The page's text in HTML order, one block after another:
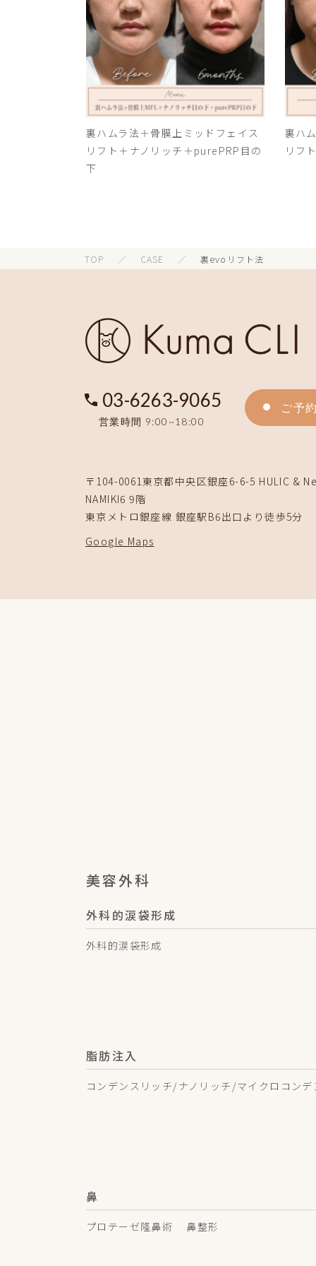
裏ハムラ法＋骨膜上ミッドフェイス
リフト＋ナノリッチ＋purePRP目の
下
裏ハ
リフ
TOP ／ CASE ／ 裏evoリフト法
03-6263-9065
営業時間 9:00~18:00
ご予
〒104-0061東京都中央区銀座6-6-5 HULIC &
NAMIKI6 9階
東京メトロ銀座線 銀座駅B6出口より徒歩5分
Google Maps
美容外科
外科的涙袋形成
外科的涙袋形成
脂肪注入
コンデンスリッチ/ナノリッチ/マイクロコン
鼻
プロテーゼ隆鼻術 鼻整形